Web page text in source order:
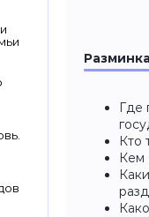
Разминка
Где
Кто
Кем